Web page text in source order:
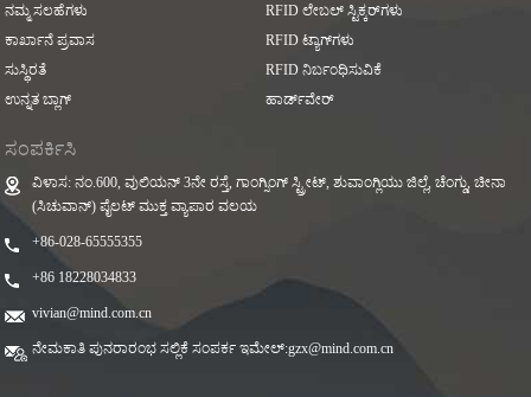
ನಮ್ಮ ಸಲಹೆಗಳು
ಕಾರ್ಖಾನೆ ಪ್ರವಾಸ
ಸುಸ್ಥಿರತೆ
ಉನ್ನತ ಬ್ಲಾಗ್
RFID ಲೇಬಲ್ ಸ್ಟಿಕ್ಕರ್‌ಗಳು
RFID ಟ್ಯಾಗ್‌ಗಳು
RFID ನಿರ್ಬಂಧಿಸುವಿಕೆ
ಹಾರ್ಡ್‌ವೇರ್
ಸಂಪರ್ಕಿಸಿ
ವಿಳಾಸ: ನಂ.600, ವುಲಿಯನ್ 3ನೇ ರಸ್ತೆ, ಗಾಂಗ್ಸಿಂಗ್ ಸ್ಟ್ರೀಟ್, ಶುವಾಂಗ್ಲಿಯು ಜಿಲ್ಲೆ, ಚೆಂಗ್ಡು, ಚೀನಾ
(ಸಿಚುವಾನ್) ಪೈಲಟ್ ಮುಕ್ತ ವ್ಯಾಪಾರ ವಲಯ
+86-028-65555355
+86 18228034833
vivian@mind.com.cn
ನೇಮಕಾತಿ ಪುನರಾರಂಭ ಸಲ್ಲಿಕೆ ಸಂಪರ್ಕ ಇಮೇಲ್:gzx@mind.com.cn